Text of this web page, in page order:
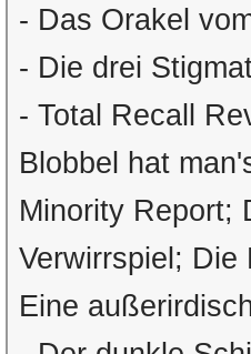
- Das Orakel
- Die drei
- Total Recall
Blobbel hat
Minority Report;
Verwirrspiel; Die
Eine